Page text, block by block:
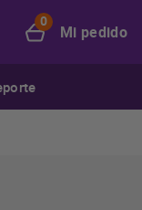
Mi pedido